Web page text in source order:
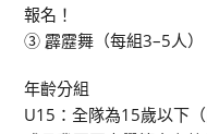
報名！
③ 霹靂舞（每組3–5人）
年齡分組
U15：全隊為15歲以下